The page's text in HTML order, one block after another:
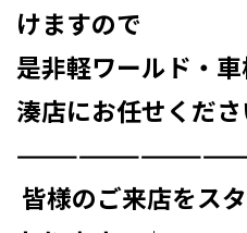
けますので
是非軽ワールド・
湊店にお任せくだ
皆様のご来店をス